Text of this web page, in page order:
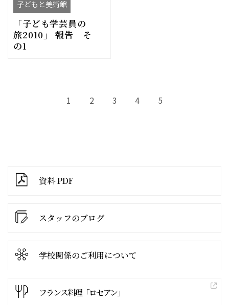
子どもと美術館
「子ども学芸員の
旅2010」 報告 そ
の1
1 2 3 4 5
資料 PDF
スタッフのブログ
学校関係のご利用について
フランス料理「ロセアン」